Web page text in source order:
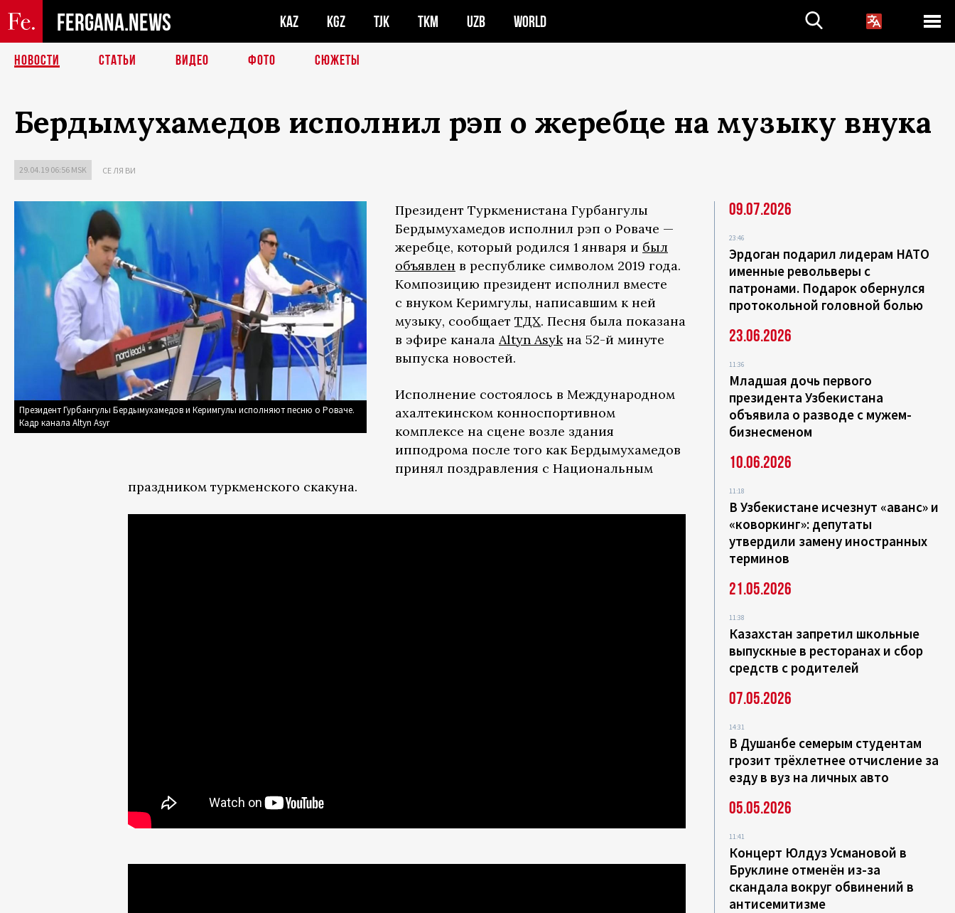
FERGANA.NEWS KAZ KGZ TJK TKM UZB WORLD
НОВОСТИ СТАТЬИ ВИДЕО ФОТО СЮЖЕТЫ
Бердымухамедов исполнил рэп о жеребце на музыку внука
29.04.19 06:56 MSK СЕ ЛЯ ВИ
Президент Гурбангулы Бердымухамедов и Керимгулы исполняют песню о Роваче.
Кадр канала Altyn Asyr
Президент Туркменистана Гурбангулы
Бердымухамедов исполнил рэп о Роваче —
жеребце, который родился 1 января и был
объявлен в республике символом 2019 года.
Композицию президент исполнил вместе
с внуком Керимгулы, написавшим к ней
музыку, сообщает ТДХ. Песня была показана
в эфире канала Altyn Asykна 52-й минуте
выпуска новостей.
Исполнение состоялось в Международном
ахалтекинском конноспортивном
комплексе на сцене возле здания
ипподрома после того как Бердымухамедов
принял поздравления с Национальным
праздником туркменского скакуна.
09.07.2026
23:46
Эрдоган подарил лидерам НАТО
именные револьверы с
патронами. Подарок обернулся
протокольной головной болью
23.06.2026
11:36
Младшая дочь первого
президента Узбекистана
объявила о разводе с мужем-
бизнесменом
10.06.2026
11:18
В Узбекистане исчезнут «аванс» и
«коворкинг»: депутаты
утвердили замену иностранных
терминов
21.05.2026
11:38
Казахстан запретил школьные
выпускные в ресторанах и сбор
средств с родителей
07.05.2026
14:31
В Душанбе семерым студентам
грозит трёхлетнее отчисление за
езду в вуз на личных авто
05.05.2026
11:41
Концерт Юлдуз Усмановой в
Бруклине отменён из-за
скандала вокруг обвинений в
антисемитизме